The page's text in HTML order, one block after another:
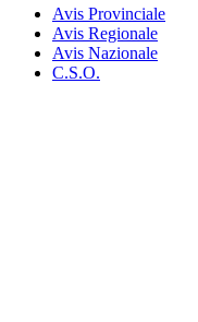
Avis Provinciale
Avis Regionale
Avis Nazionale
C.S.O.